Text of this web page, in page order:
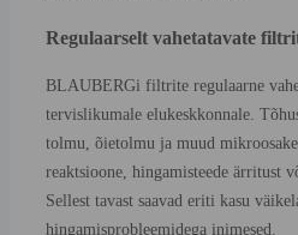
Regulaarselt vahetatavate
BLAUBERGi filtrite regulaarne
tervislikumale elukeskkonnale.
tolmu, õietolmu ja muud
reaktsioone, hingamisteede ärritust
Sellest tavast saavad eriti kasu
hingamisprobleemidega inimesed.